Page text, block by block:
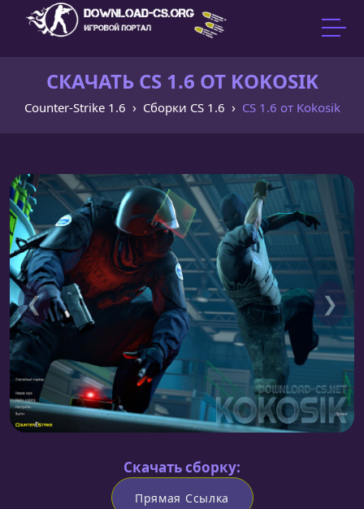
СКАЧАТЬ CS 1.6 ОТ KOKOSIK
Counter-Strike 1.6 Сборки CS 1.6 CS 1.6 от Kokosik
❮ ❯
Скачать сборку:
Прямая Ссылка